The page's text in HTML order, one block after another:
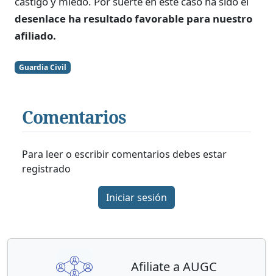
desenlace ha resultado favorable para nuestro
afiliado.
Guardia Civil
Comentarios
Para leer o escribir comentarios debes estar
registrado
Iniciar sesión
Afiliate a AUGC